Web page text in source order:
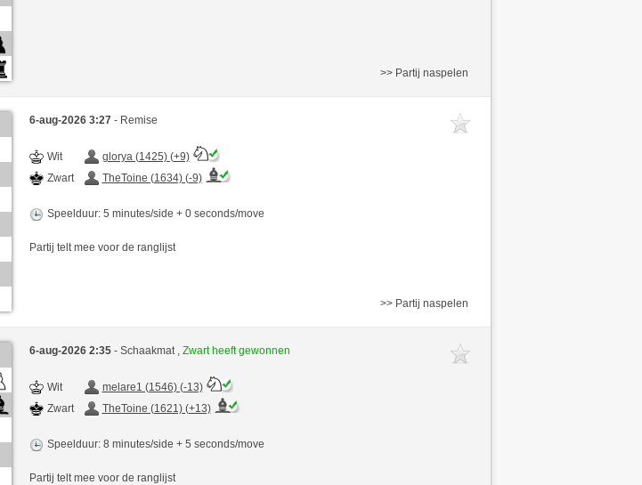
>> Partij naspelen
6-aug-2026 3:27 - Remise
Wit
glorya (1425) (+9)
Zwart
TheToine (1634) (-9)
Speelduur: 5 minutes/side + 0 seconds/move
Partij telt mee voor de ranglijst
>> Partij naspelen
6-aug-2026 2:35 - Schaakmat , Zwart heeft gewonnen
Wit
melare1 (1546) (-13)
Zwart
TheToine (1621) (+13)
Speelduur: 8 minutes/side + 5 seconds/move
Partij telt mee voor de ranglijst